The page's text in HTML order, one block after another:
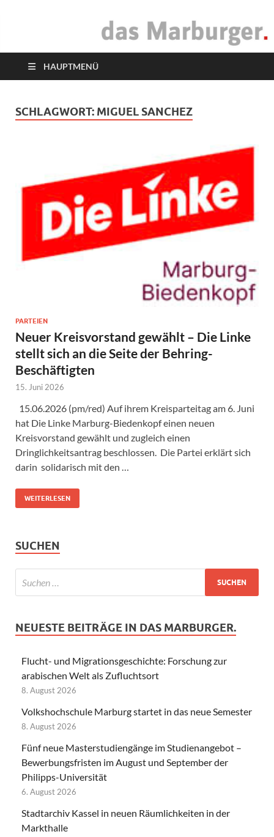
das Marburger.
HAUPTMENÜ
SCHLAGWORT: MIGUEL SANCHEZ
PARTEIEN
Neuer Kreisvorstand gewählt – Die Linke
stellt sich an die Seite der Behring-
Beschäftigten
15. Juni 2026
15.06.2026 (pm/red) Auf ihrem Kreisparteitag am 6. Juni
hat Die Linke Marburg-Biedenkopf einen neuen
Kreisvorstand gewählt und zugleich einen
Dringlichkeitsantrag beschlossen. Die Partei erklärt sich
darin solidarisch mit den …
WEITERLESEN
SUCHEN
NEUESTE BEITRÄGE IN DAS MARBURGER.
Flucht- und Migrationsgeschichte: Forschung zur
arabischen Welt als Zufluchtsort
8. August 2026
Volkshochschule Marburg startet in das neue Semester
8. August 2026
Fünf neue Masterstudiengänge im Studienangebot –
Bewerbungsfristen im August und September der
Philipps-Universität
6. August 2026
Stadtarchiv Kassel in neuen Räumlichkeiten in der
Markthalle